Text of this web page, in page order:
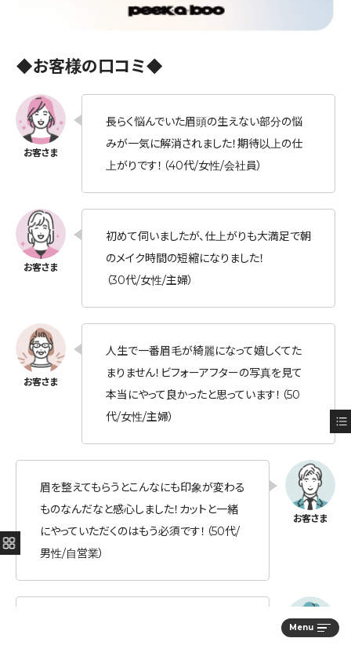
Menu
◆お客様の口コミ◆
長らく悩んでいた眉頭の生えない部分の悩
みが一気に解消されました！期待以上の仕
上がりです！（40代/女性/会社員）
初めて伺いましたが、仕上がりも大満足で朝
のメイク時間の短縮になりました！
（30代/女性/主婦）
人生で一番眉毛が綺麗になって嬉しくてた
まりません！ビフォーアフターの写真を見て
本当にやって良かったと思っています！（50
代/女性/主婦）
眉を整えてもらうとこんなにも印象が変わる
ものなんだなと感心しました！カットと一緒
にやっていただくのはもう必須です！（50代/
男性/自営業）